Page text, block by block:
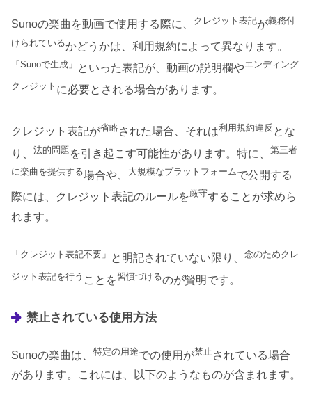
Sunoの楽曲を動画で使用する際に、 クレジット表記が義務付
けられているかどうかは、利用規約によって異なります。
「Sunoで生成」 といった表記が、動画の説明欄やエンディング
クレジット に必要とされる場合があります。
クレジット表記が省略 された場合、それは利用規約違反 とな
り、 法的問題 を引き起こす可能性があります。特に、 第三者
に楽曲を提供する場合や、 大規模なプラットフォームで公開する
際には、クレジット表記のルールを厳守することが求めら
れます。
「クレジット表記不要」 と明記されていない限り、 念のためクレ
ジット表記を行う ことを習慣づけるのが賢明です。
禁止されている使用方法
Sunoの楽曲は、 特定の用途での使用が禁止 されている場合
があります。これには、以下のようなものが含まれます。